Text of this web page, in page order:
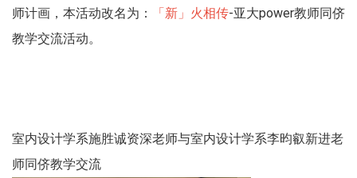
师计画，本活动改名为：
「新」火相传-亚大power教师同侪
教学交流活动。
室内设计学系施胜诚资深老师与室内设计学系李昀叡新进老
师同侪教学交流